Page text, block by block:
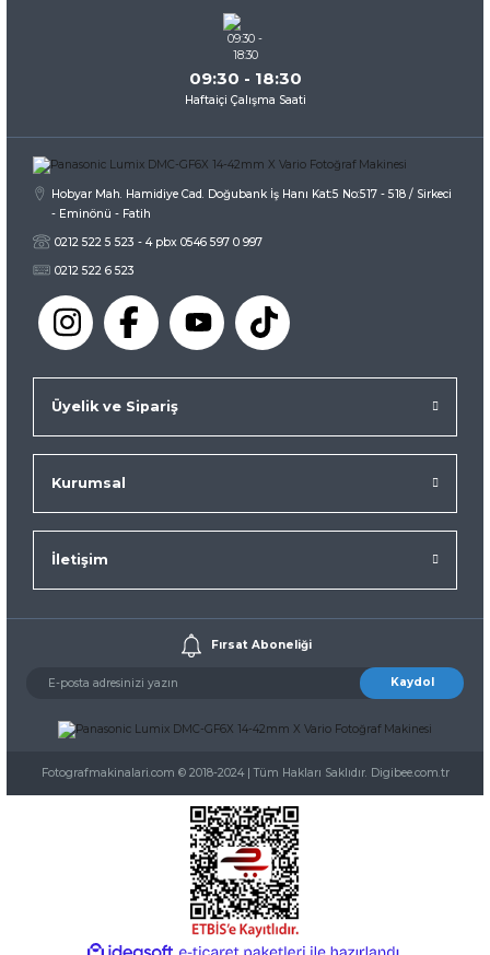
09:30 - 18:30
Haftaiçi Çalışma Saati
Hobyar Mah. Hamidiye Cad. Doğubank İş Hanı Kat:5 No:517 - 518 / Sirkeci
- Eminönü - Fatih
0212 522 5 523 - 4 pbx 0546 597 0 997
0212 522 6 523
Üyelik ve Sipariş
Kurumsal
İletişim
Fırsat Aboneliği
Kaydol
Fotografmakinalari.com © 2018-2024 | Tüm Hakları Saklıdır. Digibee.com.tr
ideasoft